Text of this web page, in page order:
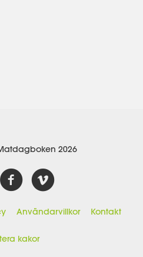
2026
Användarvillkor Kontakt
kakor